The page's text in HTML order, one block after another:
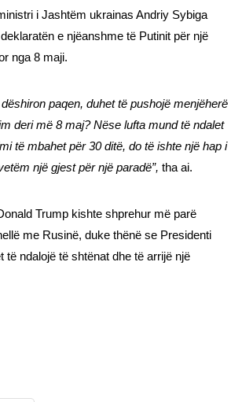
i Jashtëm ukrainas Andriy Sybiga
e njëanshme të Putinit për një
nga 8 maji.
paqen, duhet të pushojë menjëherë
deri më 8 maj? Nëse lufta mund të ndalet
të mbahet për 30 ditë, do të ishte një hap i
një gjest për një paradë”, tha ai.
Trump kishte shprehur më parë
me Rusinë, duke thënë se Presidenti
të ndalojë të shtënat dhe të arrijë një